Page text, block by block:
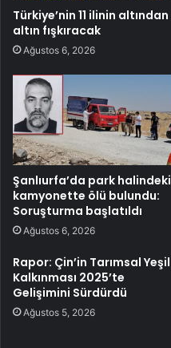
Türkiye’nin 11 ilinin altından
altın fışkıracak
Ağustos 6, 2026
Şanlıurfa’da park halindeki
kamyonette ölü bulundu:
Soruşturma başlatıldı
Ağustos 6, 2026
Rapor: Çin’in Tarımsal Yeşil
Kalkınması 2025’te
Gelişimini Sürdürdü
Ağustos 5, 2026